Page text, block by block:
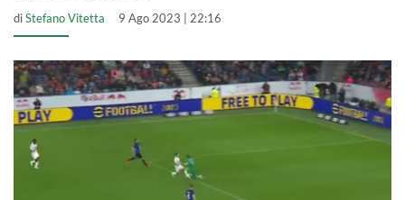
diStefano Vitetta 9 Ago 2023 | 22:16